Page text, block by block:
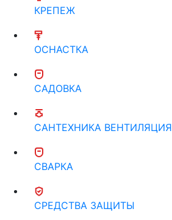
КРЕПЕЖ
ОСНАСТКА
САДОВКА
САНТЕХНИКА ВЕНТИЛЯЦИЯ
СВАРКА
СРЕДСТВА ЗАЩИТЫ